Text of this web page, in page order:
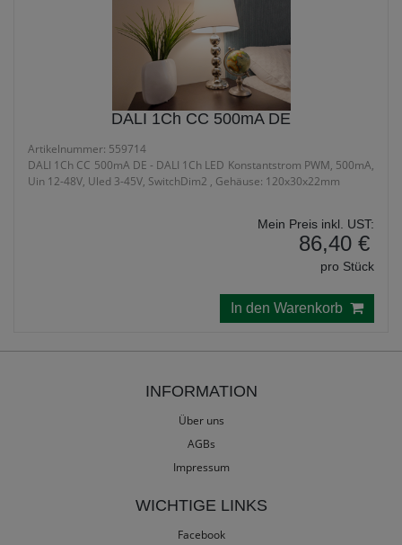
DALI 1Ch CC 500mA DE
Artikelnummer: 559714
DALI 1Ch CC 500mA DE - DALI 1Ch LED Konstantstrom PWM, 500mA,
Uin 12-48V, Uled 3-45V, SwitchDim2 , Gehäuse: 120x30x22mm
Mein Preis inkl. UST:
86,40 €
pro Stück
In den Warenkorb
INFORMATION
Über uns
AGBs
Impressum
WICHTIGE LINKS
Facebook